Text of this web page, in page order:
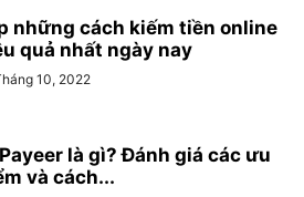
những cách kiếm tiền online
quả nhất ngày nay
10, 2022
là gì? Đánh giá các ưu
và cách...